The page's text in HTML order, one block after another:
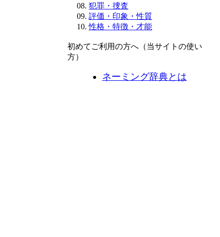
犯罪・捜査
評価・印象・性質
性格・特徴・才能
初めてご利用の方へ（当サイトの使い
方）
ネーミング辞典とは